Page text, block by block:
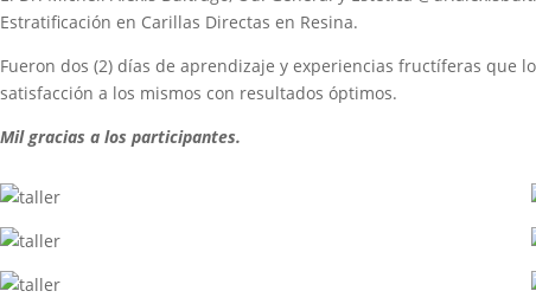
Estratificación en Carillas Directas en Resina.
Fueron dos (2) días de aprendizaje y experiencias fructíferas
satisfacción a los mismos con resultados óptimos.
Mil gracias a los participantes.